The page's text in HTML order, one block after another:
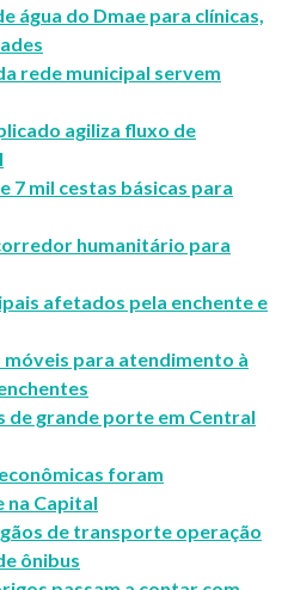
água do Dmae para clínicas,
rede municipal servem
agiliza fluxo de
7 mil cestas básicas para
humanitário para
afetados pela enchente e
móveis para atendimento à
de grande porte em Central
foram
na Capital
de transporte operação
ônibus